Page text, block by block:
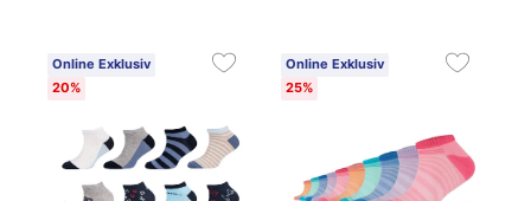
Online Exklusiv
20%
Online Exklusiv
25%